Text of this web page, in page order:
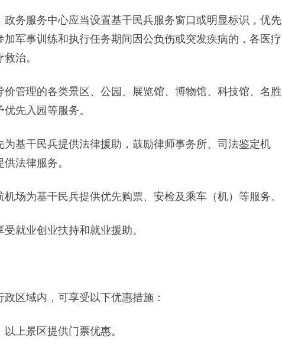
服务中心应当设置基干民兵服务窗口或明显标识，优先
军事训练和执行任务期间因公负伤或突发疾病的，各医疗
治。
理的各类景区、公园、展览馆、博物馆、科技馆、名胜
先入园等服务。
基干民兵提供法律援助，鼓励律师事务所、司法鉴定机
法律服务。
为基干民兵提供优先购票、安检及乘车（机）等服务。
就业创业扶持和就业援助。
域内，可享受以下优惠措施：
上景区提供门票优惠。